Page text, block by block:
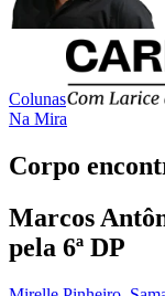
Colunas
Na Mira
Corpo
Marcos
pela 6ª DP